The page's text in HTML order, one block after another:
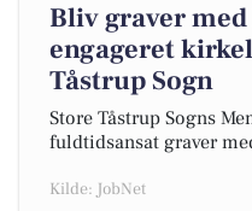
Bliv graver
engageret
Tåstrup Sogn
Store Tåstrup Sogns
fuldtidsansat graver
Kilde: JobNet